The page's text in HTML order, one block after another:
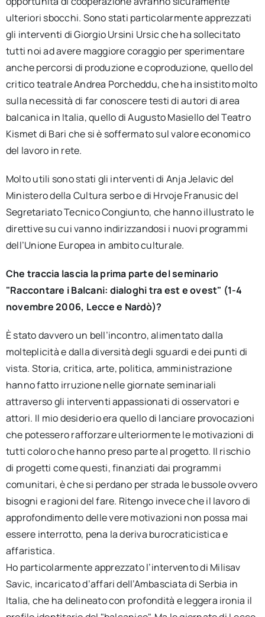
ulteriori sbocchi. Sono stati particolarmente apprezzati
gli interventi di Giorgio Ursini Ursic che ha sollecitato
tutti noi ad avere maggiore coraggio per sperimentare
anche percorsi di produzione e coproduzione, quello del
critico teatrale Andrea Porcheddu, che ha insistito molto
sulla necessità di far conoscere testi di autori di area
balcanica in Italia, quello di Augusto Masiello del Teatro
Kismet di Bari che si è soffermato sul valore economico
del lavoro in rete.
Molto utili sono stati gli interventi di Anja Jelavic del
Ministero della Cultura serbo e di Hrvoje Franusic del
Segretariato Tecnico Congiunto, che hanno illustrato le
direttive su cui vanno indirizzandosi i nuovi programmi
dell’Unione Europea in ambito culturale.
Che traccia lascia la prima parte del seminario
"Raccontare i Balcani: dialoghi tra est e ovest" (1-4
novembre 2006, Lecce e Nardò)?
È stato davvero un bell’incontro, alimentato dalla
molteplicità e dalla diversità degli sguardi e dei punti di
vista. Storia, critica, arte, politica, amministrazione
hanno fatto irruzione nelle giornate seminariali
attraverso gli interventi appassionati di osservatori e
attori. Il mio desiderio era quello di lanciare provocazioni
che potessero rafforzare ulteriormente le motivazioni di
tutti coloro che hanno preso parte al progetto. Il rischio
di progetti come questi, finanziati dai programmi
comunitari, è che si perdano per strada le bussole ovvero
bisogni e ragioni del fare. Ritengo invece che il lavoro di
approfondimento delle vere motivazioni non possa mai
essere interrotto, pena la deriva burocraticistica e
affaristica.
Ho particolarmente apprezzato l’intervento di Milisav
Savic, incaricato d’affari dell’Ambasciata di Serbia in
Italia, che ha delineato con profondità e leggera ironia il